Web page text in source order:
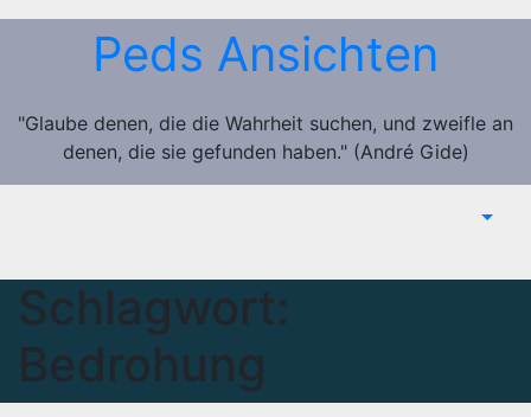
Zum
Peds Ansichten
"Glaube denen, die die Wahrheit suchen, und zweifle an
denen, die sie gefunden haben." (André Gide)
Schlagwort:
Bedrohung